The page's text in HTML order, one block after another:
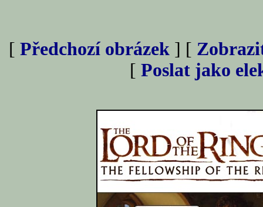
[ Předchozí obrázek ] [
[ Poslat jako